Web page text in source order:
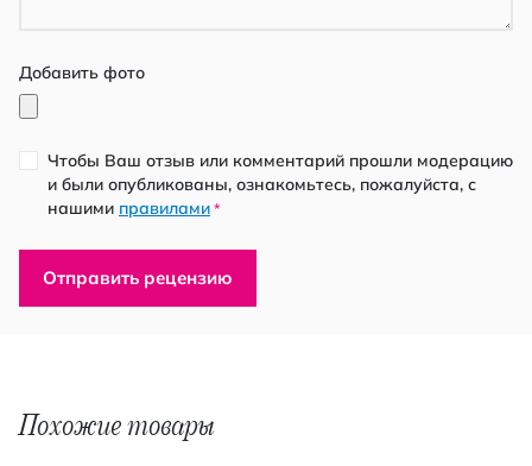
Добавить фото
Чтобы Ваш отзыв или комментарий прошли модерацию
и были опубликованы, ознакомьтесь, пожалуйста, с
нашими правилами *
Отправить рецензию
Похожие товары